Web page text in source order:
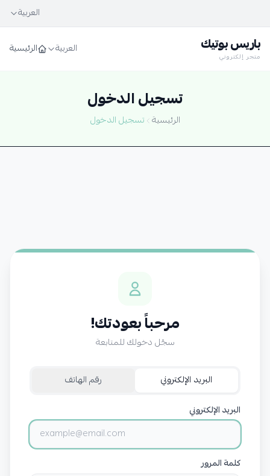
العربية
باريس بوتيك
متجر إلكتروني
العربية الرئيسية
تسجيل الدخول
الرئيسية تسجيل الدخول
مرحباً بعودتك!
سجّل دخولك للمتابعة
البريد الإلكتروني رقم الهاتف
البريد الإلكتروني
كلمة المرور